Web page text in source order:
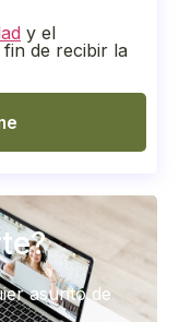
y el
de recibir la
asunto de